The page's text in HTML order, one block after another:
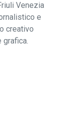
Venezia
e
creativo
grafica.